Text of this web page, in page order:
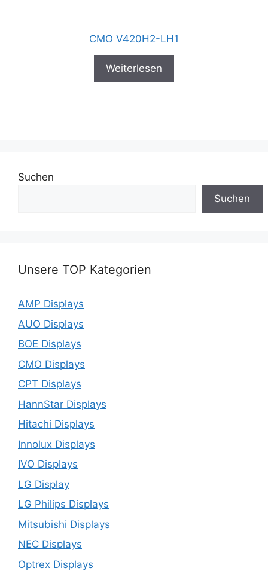
CMO V420H2-LH1
Weiterlesen
Suchen
Suchen
Unsere TOP Kategorien
AMP Displays
AUO Displays
BOE Displays
CMO Displays
CPT Displays
HannStar Displays
Hitachi Displays
Innolux Displays
IVO Displays
LG Display
LG Philips Displays
Mitsubishi Displays
NEC Displays
Optrex Displays